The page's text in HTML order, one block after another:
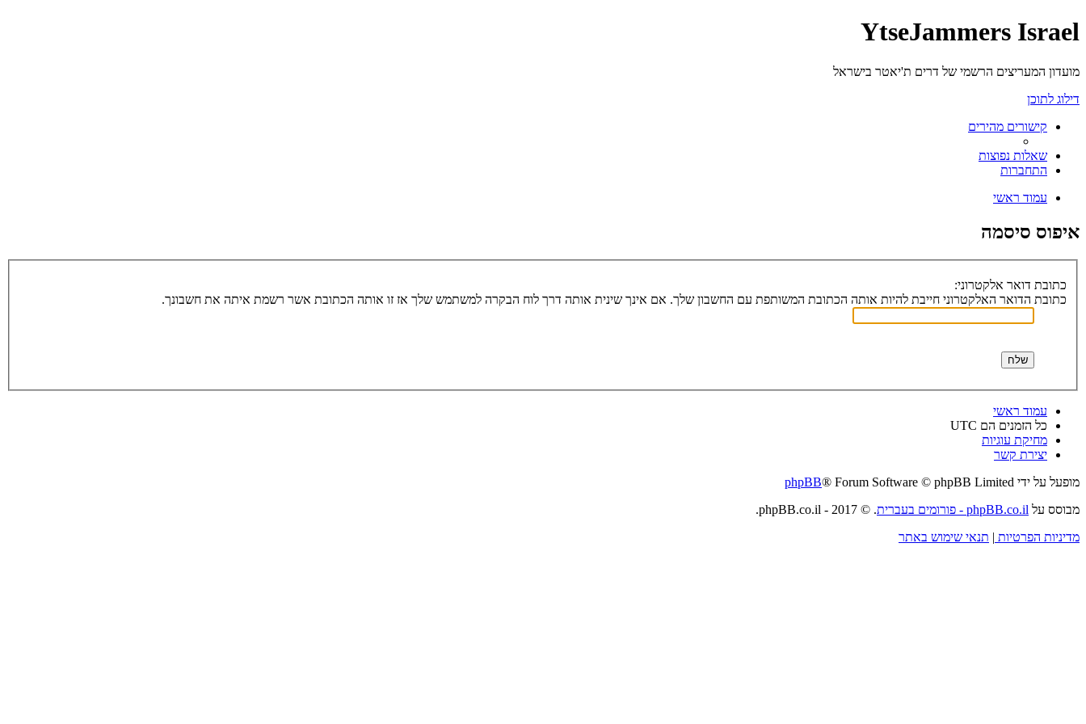
YtseJammers Israel
מועדון המעריצים הרשמי של דרים ת'יאטר בישראל
דילוג לתוכן
קישורים מהירים
שאלות נפוצות
התחברות
עמוד ראשי
איפוס סיסמה
כתובת דואר אלקטרוני:
כתובת הדואר האלקטרוני חייבת להיות אותה הכתובת המשותפת עם החשבון שלך. אם אינך שינית אותה דרך לוח הבקרה למשתמש שלך אז זו אותה הכתובת אשר רשמת איתה את חשבונך.
עמוד ראשי
כל הזמנים הם UTC
מחיקת עוגיות
יצירת קשר
מופעל על ידי
phpBB® Forum Software © phpBB Limited
מבוסס על phpBB.co.il - פורומים בעברית
. © 2017 - phpBB.co.il.
מדיניות הפרטיות | תנאי שימוש באתר